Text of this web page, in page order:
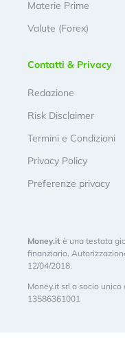
Materie Prime
Valute (Forex)
Contatti & Privacy
Redazione
Risk Disclaimer
Termini e Condizioni
Privacy Policy
Preferenze privacy
Money.it è una testata
finanziario.
12/04/2018.
Money.it srl a socio unico
13586361001